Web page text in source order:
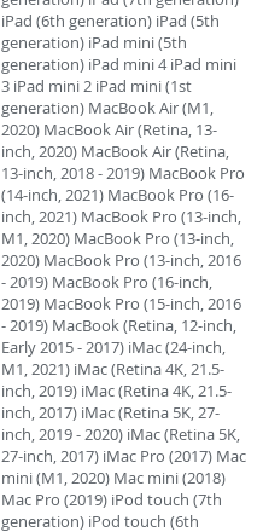
iPad (6th generation) iPad (5th
generation) iPad mini (5th
generation) iPad mini 4 iPad mini
3 iPad mini 2 iPad mini (1st
generation) MacBook Air (M1,
2020) MacBook Air (Retina, 13-
inch, 2020) MacBook Air (Retina,
13-inch, 2018 - 2019) MacBook Pro
(14-inch, 2021) MacBook Pro (16-
inch, 2021) MacBook Pro (13-inch,
M1, 2020) MacBook Pro (13-inch,
2020) MacBook Pro (13-inch, 2016
- 2019) MacBook Pro (16-inch,
2019) MacBook Pro (15-inch, 2016
- 2019) MacBook (Retina, 12-inch,
Early 2015 - 2017) iMac (24-inch,
M1, 2021) iMac (Retina 4K, 21.5-
inch, 2019) iMac (Retina 4K, 21.5-
inch, 2017) iMac (Retina 5K, 27-
inch, 2019 - 2020) iMac (Retina 5K,
27-inch, 2017) iMac Pro (2017) Mac
mini (M1, 2020) Mac mini (2018)
Mac Pro (2019) iPod touch (7th
generation) iPod touch (6th